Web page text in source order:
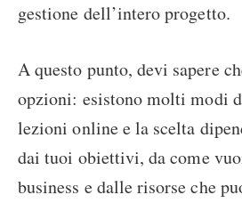
gestione dell’intero progetto.
A questo punto, devi sapere
opzioni: esistono molti modi
lezioni online e la scelta
dai tuoi obiettivi, da come
business e dalle risorse che